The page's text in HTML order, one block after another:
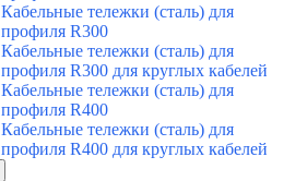
Кабельные тележки (сталь) для
профиля R300
Кабельные тележки (сталь) для
профиля R300 для круглых кабелей
Кабельные тележки (сталь) для
профиля R400
Кабельные тележки (сталь) для
профиля R400 для круглых кабелей